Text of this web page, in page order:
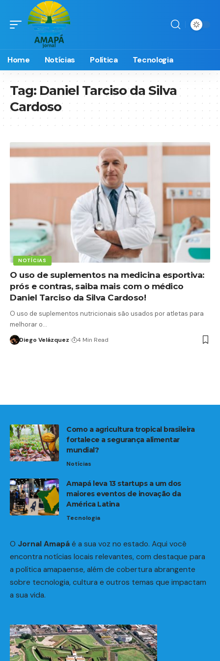
Home Notícias Política Tecnologia
Tag: Daniel Tarciso da Silva
Cardoso
NOTÍCIAS
O uso de suplementos na medicina esportiva:
prós e contras, saiba mais com o médico
Daniel Tarciso da Silva Cardoso!
O uso de suplementos nutricionais são usados por atletas para
melhorar o…
Diego Velázquez 4 Min Read
Como a agricultura tropical brasileira
fortalece a segurança alimentar
mundial?
Notícias
Amapá leva 13 startups a um dos
maiores eventos de inovação da
América Latina
Tecnologia
O Jornal Amapáé a sua voz no estado. Aqui você
encontra notícias locais relevantes, com destaque para
a política amapaense, além de cobertura abrangente
sobre tecnologia, cultura e outros temas que impactam
a sua vida.